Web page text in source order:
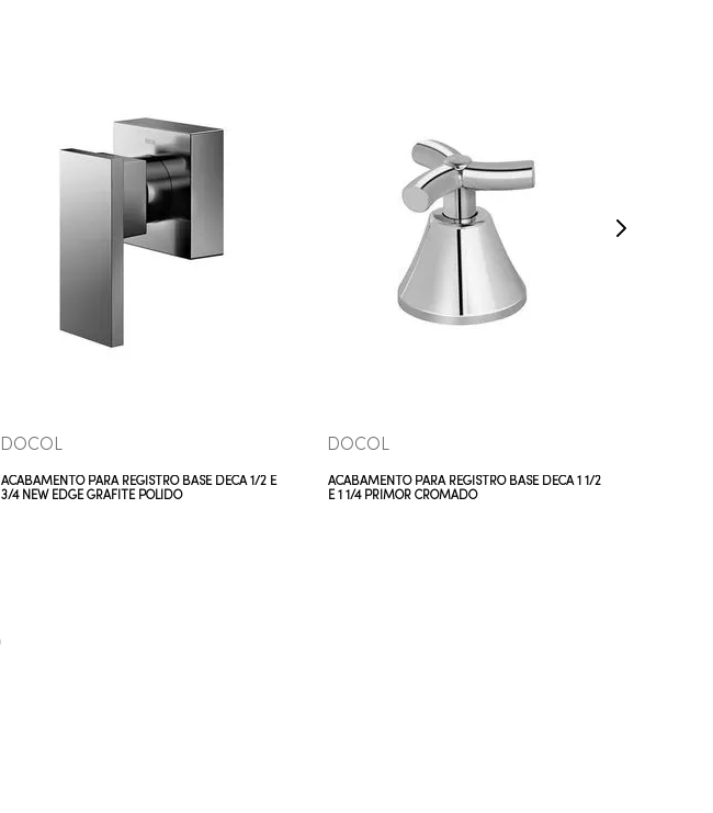
INDISPONÍVEL
DOCOL
ACABAMENTO PARA REGISTRO BASE DECA 1/2 E
3/4 NEW EDGE GRAFITE POLIDO
INDISPONÍVEL
VEJA MAIS
DOCOL
ACABAMENTO PARA REGISTRO BASE DECA 1 1/2
E 1 1/4 PRIMOR CROMADO